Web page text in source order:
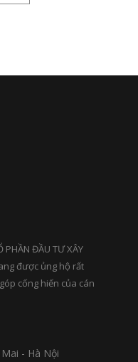
ĐẦU TƯ XÂY
được ủng hộ rất
cống hiến của cán
- Hà Nội